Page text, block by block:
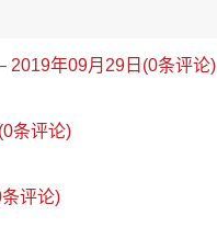
2019年09月29日(0条评论)
条评论)
评论)